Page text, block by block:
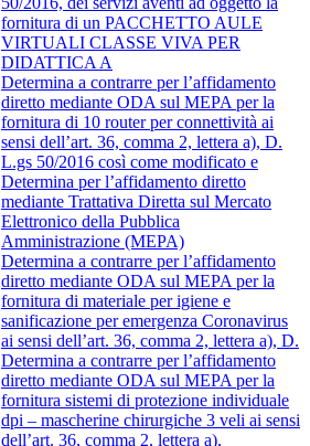
fornitura di un PACCHETTO AULE
VIRTUALI CLASSE VIVA PER
DIDATTICA A
Determina a contrarre per l’affidamento
diretto mediante ODA sul MEPA per la
fornitura di 10 router per connettività ai
sensi dell’art. 36, comma 2, lettera a), D.
L.gs 50/2016 così come modificato e
Determina per l’affidamento diretto
mediante Trattativa Diretta sul Mercato
Elettronico della Pubblica
Amministrazione (MEPA)
Determina a contrarre per l’affidamento
diretto mediante ODA sul MEPA per la
fornitura di materiale per igiene e
sanificazione per emergenza Coronavirus
ai sensi dell’art. 36, comma 2, lettera a), D.
Determina a contrarre per l’affidamento
diretto mediante ODA sul MEPA per la
fornitura sistemi di protezione individuale
dpi – mascherine chirurgiche 3 veli ai sensi
dell’art. 36, comma 2, lettera a),